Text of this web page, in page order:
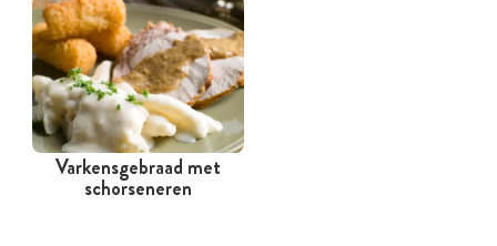
Varkensgebraad met
schorseneren